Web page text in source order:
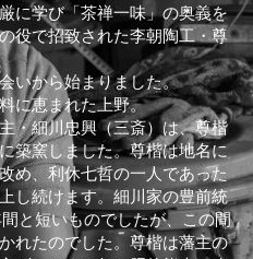
に学び「茶禅一味」の奥義を
役で招致された李朝陶工・尊
いから始まりました。
に恵まれた上野。
・細川忠興（三斎）は、尊楷
築窯しました。尊楷は地名に
め、利休七哲の一人であった
し続けます。細川家の豊前統
と短いものでしたが、この間
れたのでした。尊楷は藩主の